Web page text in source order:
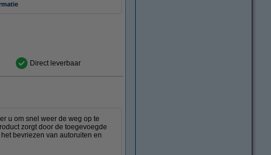
Direct leverbaar
u om snel weer de weg op te
zorgt door de toegevoegde
bevriezen van autoruiten en